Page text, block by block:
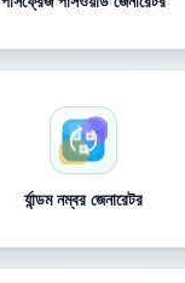
র্যান্ডম নম্বর জেনারেটর